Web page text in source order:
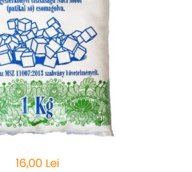
16,00 Lei